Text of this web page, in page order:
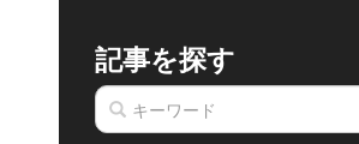
記事を探す